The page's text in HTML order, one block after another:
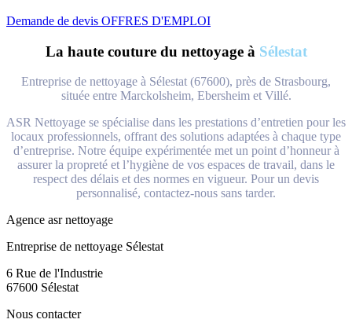
Demande de devis OFFRES D'EMPLOI
La haute couture du nettoyage à Sélestat
Entreprise de nettoyage à Sélestat (67600), près de Strasbourg,
située entre Marckolsheim, Ebersheim et Villé.
ASR Nettoyage se spécialise dans les prestations d’entretien pour les
locaux professionnels, offrant des solutions adaptées à chaque type
d’entreprise. Notre équipe expérimentée met un point d’honneur à
assurer la propreté et l’hygiène de vos espaces de travail, dans le
respect des délais et des normes en vigueur. Pour un devis
personnalisé, contactez-nous sans tarder.
Agence asr nettoyage
Entreprise de nettoyage Sélestat
6 Rue de l'Industrie
67600 Sélestat
Nous contacter